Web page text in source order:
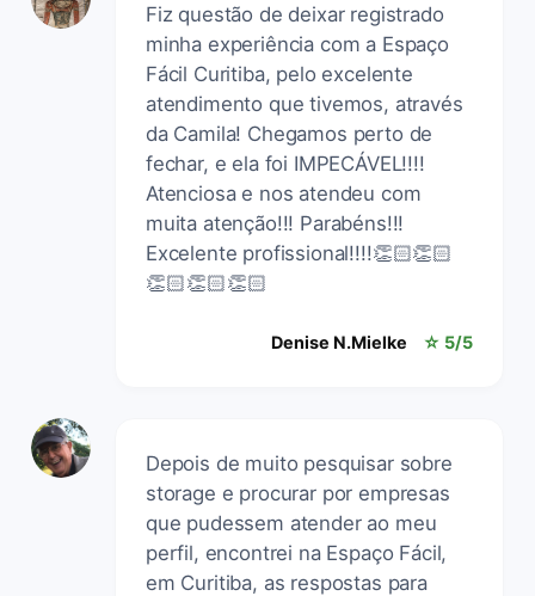
Fiz questão de deixar registrado
minha experiência com a Espaço
Fácil Curitiba, pelo excelente
atendimento que tivemos, através
da Camila! Chegamos perto de
fechar, e ela foi IMPECÁVEL!!!!
Atenciosa e nos atendeu com
muita atenção!!! Parabéns!!!
Excelente profissional!!!!👏🏻👏🏻
👏🏻👏🏻👏🏻
Denise N.Mielke ☆ 5/5
Depois de muito pesquisar sobre
storage e procurar por empresas
que pudessem atender ao meu
perfil, encontrei na Espaço Fácil,
em Curitiba, as respostas para